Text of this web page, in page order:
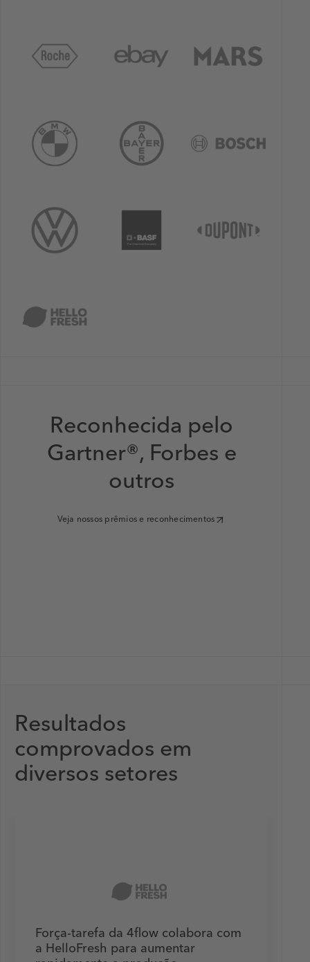
Reconhecida pelo
Gartner®, Forbes e
outros
Veja nossos prêmios e reconhecimentos
Resultados
comprovados em
diversos setores
Força-tarefa da 4flow colabora com
a HelloFresh para aumentar